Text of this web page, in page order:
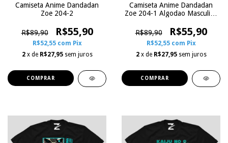
Camiseta Anime Dandadan
Zoe 204-2
R$89,90 R$55,90
R$52,55 com Pix
2 x de R$27,95 sem juros
COMPRAR
Camiseta Anime Dandadan
Zoe 204-1 Algodao Masculina
R$89,90
R$55,90
R$52,55 com Pix
2 x de R$27,95 sem juros
COMPRAR